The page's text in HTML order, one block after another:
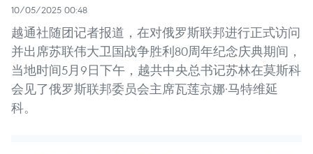
10/05/2025 00:48
越通社随团记者报道，在对俄罗斯联邦进行正式访问
并出席苏联伟大卫国战争胜利80周年纪念庆典期间，
当地时间5月9日下午，越共中央总书记苏林在莫斯科
会见了俄罗斯联邦委员会主席瓦莲京娜·马特维延
科。